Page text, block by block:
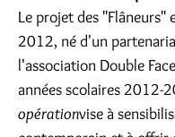
Le projet des
2012, né d'un
l'association Double
années scolaires
opérationvise à